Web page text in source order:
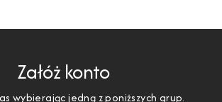
Załóż konto
wybierając jedną z poniższych grup.